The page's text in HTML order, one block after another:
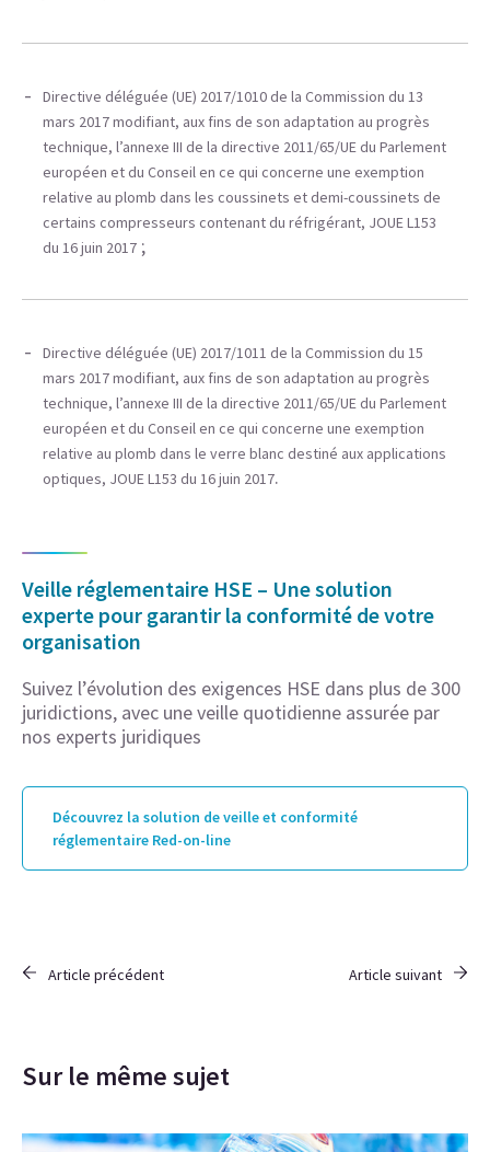
Directive déléguée (UE) 2017/1010 de la Commission du 13
mars 2017 modifiant, aux fins de son adaptation au progrès
technique, l’annexe III de la directive 2011/65/UE du Parlement
européen et du Conseil en ce qui concerne une exemption
relative au plomb dans les coussinets et demi-coussinets de
certains compresseurs contenant du réfrigérant, JOUE L153
du 16 juin 2017 ;
Directive déléguée (UE) 2017/1011 de la Commission du 15
mars 2017 modifiant, aux fins de son adaptation au progrès
technique, l’annexe III de la directive 2011/65/UE du Parlement
européen et du Conseil en ce qui concerne une exemption
relative au plomb dans le verre blanc destiné aux applications
optiques, JOUE L153 du 16 juin 2017.
Veille réglementaire HSE – Une solution
experte pour garantir la conformité de votre
organisation
Suivez l’évolution des exigences HSE dans plus de 300
juridictions, avec une veille quotidienne assurée par
nos experts juridiques
Découvrez la solution de veille et conformité
réglementaire Red-on-line
Article précédent Article suivant
Sur le même sujet